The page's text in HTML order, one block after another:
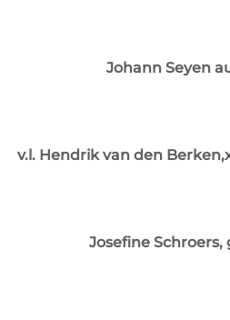
Johann Seyen
v.l. Hendrik van den
Josefine Schroers,